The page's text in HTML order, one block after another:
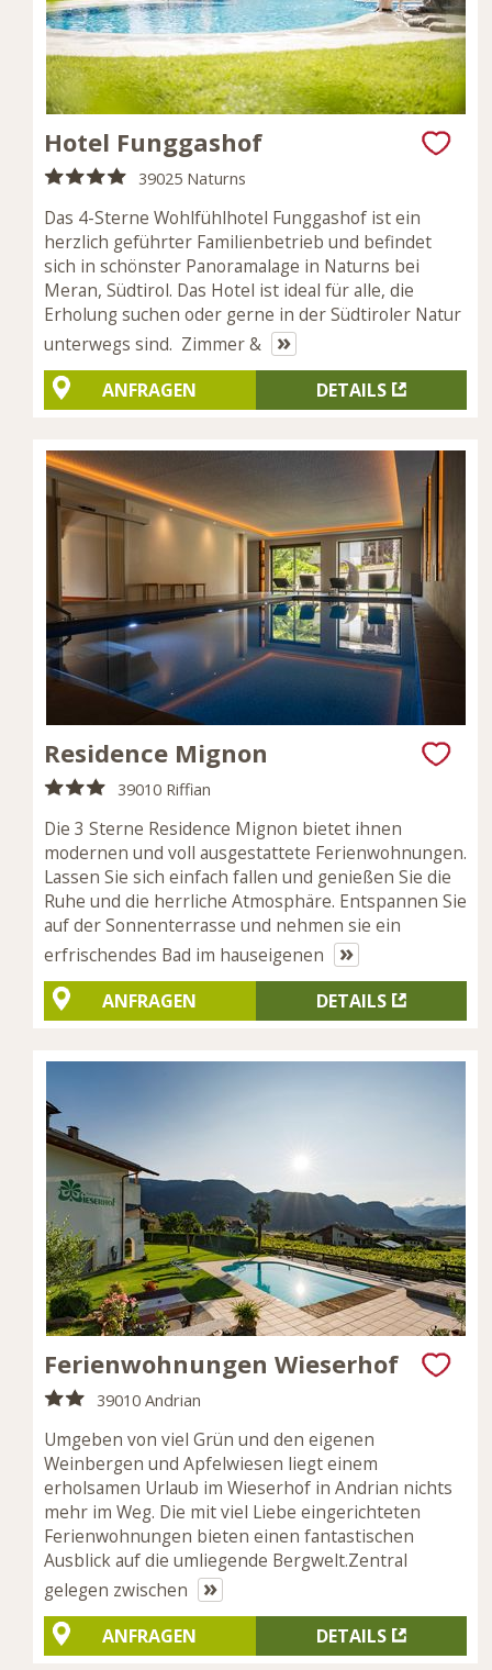
Hotel Funggashof
39025 Naturns
Das 4-Sterne Wohlfühlhotel Funggashof ist ein
herzlich geführter Familienbetrieb und befindet
sich in schönster Panoramalage in Naturns bei
Meran, Südtirol. Das Hotel ist ideal für alle, die
Erholung suchen oder gerne in der Südtiroler Natur
unterwegs sind. Zimmer &
»
DETAILS
ANFRAGEN
Residence Mignon
39010 Riffian
Die 3 Sterne Residence Mignon bietet ihnen
modernen und voll ausgestattete Ferienwohnungen.
Lassen Sie sich einfach fallen und genießen Sie die
Ruhe und die herrliche Atmosphäre. Entspannen Sie
auf der Sonnenterrasse und nehmen sie ein
erfrischendes Bad im hauseigenen
»
DETAILS
ANFRAGEN
Ferienwohnungen Wieserhof
39010 Andrian
Umgeben von viel Grün und den eigenen
Weinbergen und Apfelwiesen liegt einem
erholsamen Urlaub im Wieserhof in Andrian nichts
mehr im Weg. Die mit viel Liebe eingerichteten
Ferienwohnungen bieten einen fantastischen
Ausblick auf die umliegende Bergwelt.Zentral
gelegen zwischen
»
DETAILS
ANFRAGEN